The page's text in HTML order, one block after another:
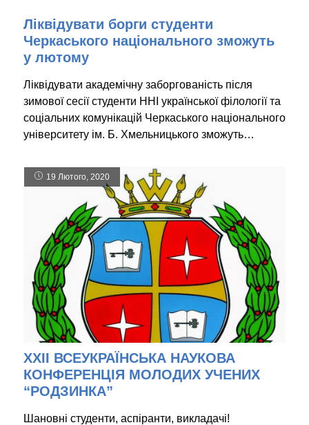
Ліквідувати борги студенти
Черкаського національного зможуть
у лютому
Ліквідувати академічну заборгованість після
зимової сесії студенти ННІ української філології та
соціальних комунікацій Черкаського національного
університету ім. Б. Хмельницького зможуть…
19 Лютого, 2020
ХХІІ ВСЕУКРАЇНСЬКА НАУКОВА
КОНФЕРЕНЦІЯ МОЛОДИХ УЧЕНИХ
“РОДЗИНКА”
Шановні студенти, аспіранти, викладачі!